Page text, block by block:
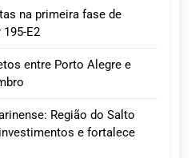
na primeira fase de
E2
entre Porto Alegre e
Região do Salto
e fortalece